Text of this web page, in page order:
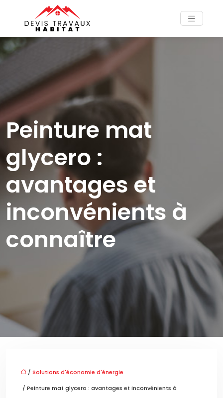
Peinture mat
glycero :
avantages et
inconvénients à
connaître
/ Solutions d'économie d'énergie
/ Peinture mat glycero : avantages et inconvénients à